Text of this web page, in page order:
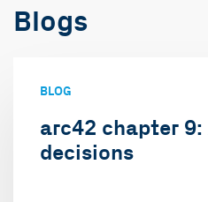
Blogs
BLOG
arc42 chapter
decisions